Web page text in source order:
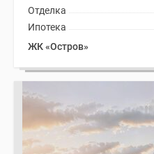
Отделка
Ипотека
ЖК «Остров»